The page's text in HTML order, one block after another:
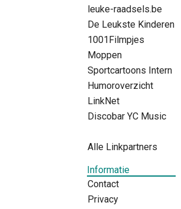
leuke-raadsels.be
De Leukste Kinderen
1001Filmpjes
Moppen
Sportcartoons Intern
Humoroverzicht
LinkNet
Discobar YC Music
Alle Linkpartners
Informatie
Contact
Privacy